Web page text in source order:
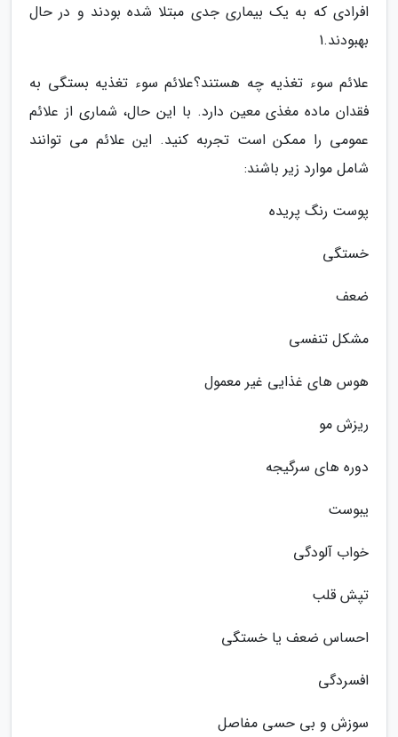
افرادی که به یک بیماری جدی مبتلا شده بودند و در حال
بهبودند.1
علائم سوء تغذیه چه هستند؟علائم سوء تغذیه بستگی به
فقدان ماده مغذی معین دارد. با این حال، شماری از علائم
عمومی را ممکن است تجربه کنید. این علائم می توانند
شامل موارد زیر باشند:
پوست رنگ پریده
خستگی
ضعف
مشکل تنفسی
هوس های غذایی غیر معمول
ریزش مو
دوره های سرگیجه
یبوست
خواب آلودگی
تپش قلب
احساس ضعف یا خستگی
افسردگی
سوزش و بی حسی مفاصل